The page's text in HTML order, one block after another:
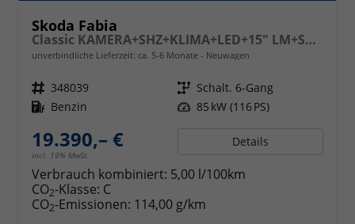
Skoda Fabia
Classic KAMERA+SHZ+KLIMA+LED+15" LM+SMARTLINK
unverbindliche Lieferzeit: ca. 5-6 Monate Neuwagen
Fahrzeugnr. 348039 Getriebe Schalt. 6-Gang
Kraftstoff Benzin Leistung 85 kW (116 PS)
19.390,– €
incl. 19% MwSt.
Details
Verbrauch kombiniert: 5,00 l/100km
CO2-Klasse: C
CO2-Emissionen: 114,00 g/km